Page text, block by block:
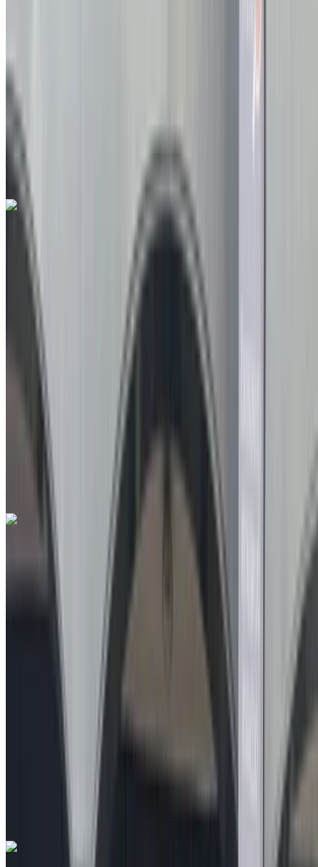
à vendre en Agadir: Berline, Diesel Voiture, Autres
MAD 215,000
MAD 2,678
Renault clio 5 1.5 dCi Authentic 2025
Aéroport Agadir, Agadir
Manuel Transmission